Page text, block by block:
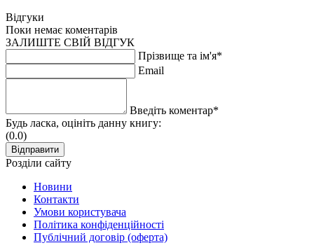
Відгуки
Поки немає коментарів
ЗАЛИШТЕ СВІЙ ВІДГУК
Прізвище та ім'я*
Email
Введіть коментар*
Будь ласка, оцініть данну книгу:
(0.0)
Розділи сайту
Новини
Контакти
Умови користувача
Політика конфіденційності
Публічний договір (оферта)